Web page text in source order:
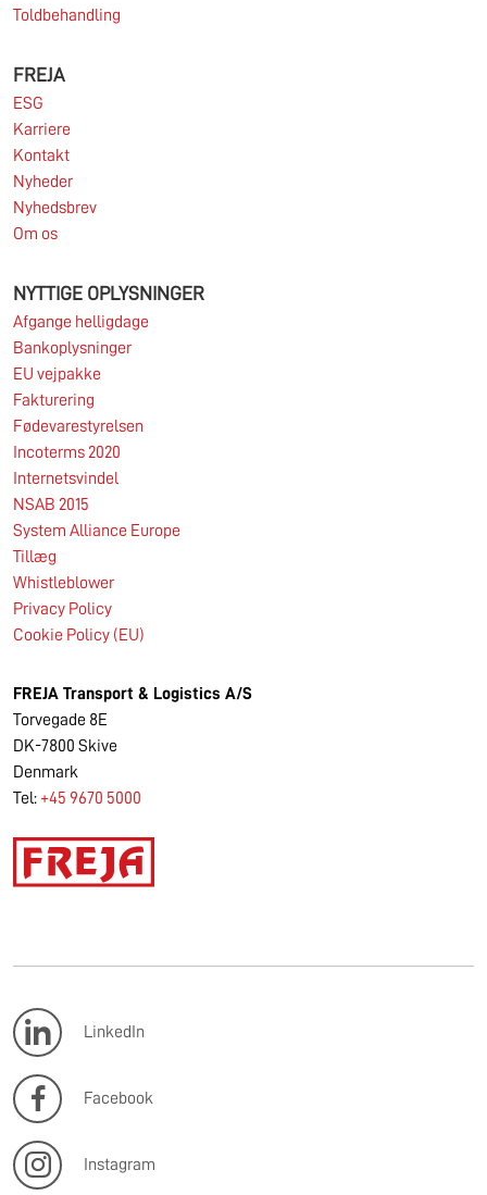
Toldbehandling
FREJA
ESG
Karriere
Kontakt
Nyheder
Nyhedsbrev
Om os
NYTTIGE OPLYSNINGER
Afgange helligdage
Bankoplysninger
EU vejpakke
Fakturering
Fødevarestyrelsen
Incoterms 2020
Internetsvindel
NSAB 2015
System Alliance Europe
Tillæg
Whistleblower
Privacy Policy
Cookie Policy (EU)
FREJA Transport & Logistics A/S
Torvegade 8E
DK-7800 Skive
Denmark
Tel: +45 9670 5000
LinkedIn
Facebook
Instagram